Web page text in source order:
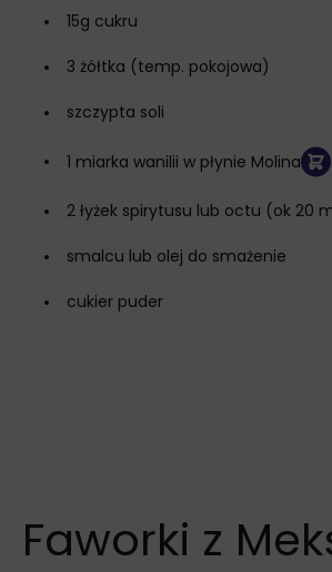
15g cukru
3 żółtka (temp. pokojowa)
szczypta soli
1 miarka wanilii w płynie Molina
2 łyżek spirytusu lub octu (ok 20
smalcu lub olej do smażenie
cukier puder
Faworki z